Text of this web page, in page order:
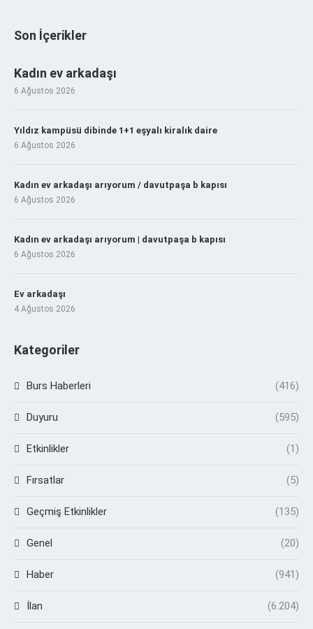
Son İçerikler
Kadın ev arkadaşı
6 Ağustos 2026
Yıldız kampüsü dibinde 1+1 eşyalı kiralık daire
6 Ağustos 2026
Kadın ev arkadaşı arıyorum / davutpaşa b kapısı
6 Ağustos 2026
Kadın ev arkadaşı arıyorum | davutpaşa b kapısı
6 Ağustos 2026
Ev arkadaşı
4 Ağustos 2026
Kategoriler
Burs Haberleri (416)
Duyuru (595)
Etkinlikler (1)
Fırsatlar (5)
Geçmiş Etkinlikler (135)
Genel (20)
Haber (941)
İlan (6.204)